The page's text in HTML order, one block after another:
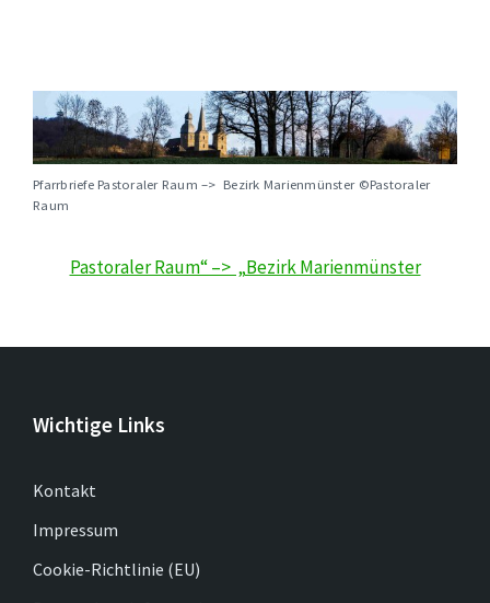
Pfarrbriefe Pastoraler Raum –> Bezirk Marienmünster ©Pastoraler
Raum
Pastoraler Raum“ –> „Bezirk Marienmünster
Wichtige Links
Kontakt
Impressum
Cookie-Richtlinie (EU)